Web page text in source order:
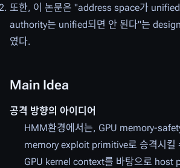
또한, 이 논문은 "address space가
authority는 unified되면 안 된다"는
였다.
Main Idea
공격 방향의 아이디어
HMM환경에서는, GPU memory-
memory exploit primitive로 승격시킬
GPU kernel context를 바탕으로 host